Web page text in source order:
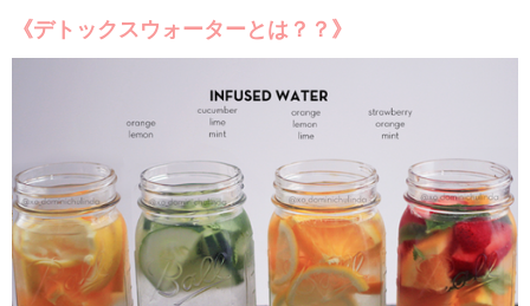
《デトックスウォーターとは？？》